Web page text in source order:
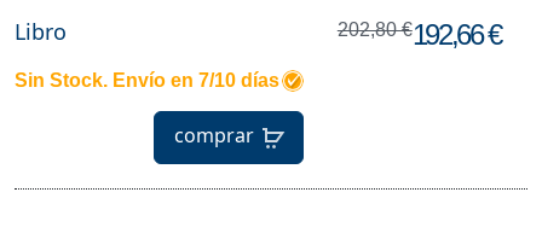
Libro 202,80 €192,66 €
Sin Stock. Envío en 7/10 días
comprar